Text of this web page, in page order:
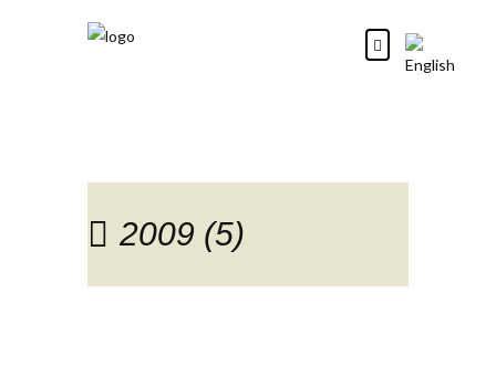
2009 (5)